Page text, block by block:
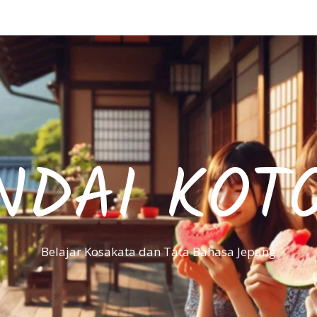
Belajar Kosakata dan Tata Bahasa Jepang